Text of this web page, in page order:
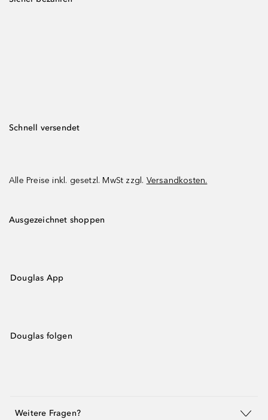
Schnell versendet
Alle Preise inkl. gesetzl. MwSt zzgl. Versandkosten.
Ausgezeichnet shoppen
Douglas App
Douglas folgen
Weitere Fragen?